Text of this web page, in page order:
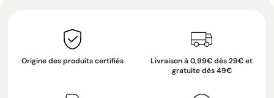
Origine des produits certifiés
Livraison à 0,99€ dès 29€ et
gratuite dès 49€